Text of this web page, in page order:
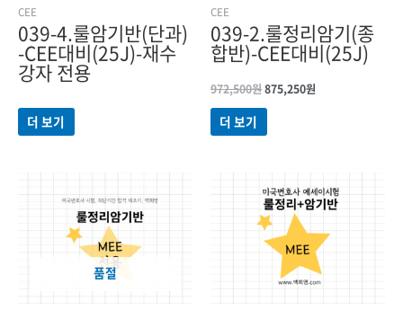
CEE
039-4.룰암기반(단과)
-CEE대비(25J)-재수
강자 전용
더 보기
CEE
039-2.룰정리암기(종
합반)-CEE대비(25J)
972,500원875,250원
더 보기
품절
1,030,000원.820,000원.
가격:
1,030,000원.
가격:
820,000원.